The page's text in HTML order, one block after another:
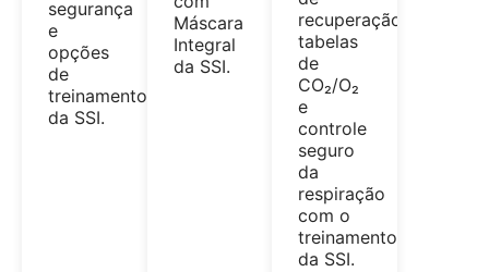
segurança
e
opções
de
treinamento
da SSI.
Máscara
Integral
da SSI.
recuperação,
tabelas
de
CO₂/O₂
e
controle
seguro
da
respiração
com o
treinamento
da SSI.